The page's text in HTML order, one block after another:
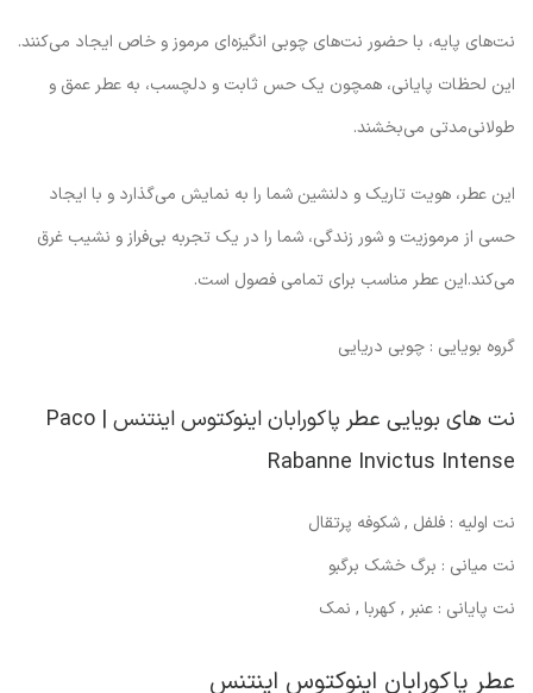
نت‌های پایه، با حضور نت‌های چوبی انگیزه‌ای مرموز و خاص ایجاد می‌کنند.
این لحظات پایانی، همچون یک حس ثابت و دلچسب، به عطر عمق و
طولانی‌مدتی می‌بخشند.
این عطر، هویت تاریک و دلنشین شما را به نمایش می‌گذارد و با ایجاد
حسی از مرموزیت و شور زندگی، شما را در یک تجربه بی‌فراز و نشیب غرق
می‌کند.این عطر مناسب برای تمامی فصول است.
گروه بویایی : چوبی دریایی
نت های بویایی عطر پاکورابان اینوکتوس اینتنس | Paco
Rabanne Invictus Intense
نت اولیه : فلفل , شکوفه پرتقال
نت میانی : برگ خشک برگبو
نت پایانی : عنبر , کهربا , نمک
عطر پاکورابان اینوکتوس اینتنس